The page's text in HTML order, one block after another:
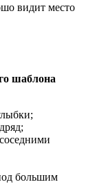
видит место
шаблона
большим